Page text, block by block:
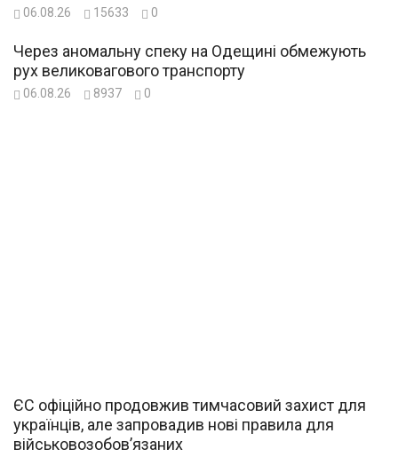
06.08.26 15633 0
Через аномальну спеку на Одещині обмежують
рух великовагового транспорту
06.08.26 8937 0
ЄС офіційно продовжив тимчасовий захист для
українців, але запровадив нові правила для
військовозобов’язаних